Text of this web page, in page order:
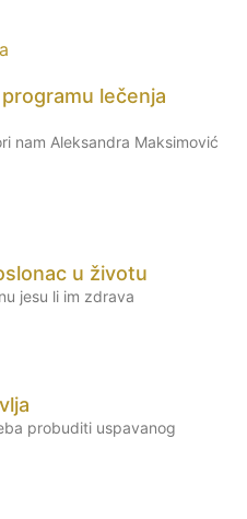
lečenja
nam Aleksandra Maksimović
u životu
jesu li im zdrava
probuditi uspavanog